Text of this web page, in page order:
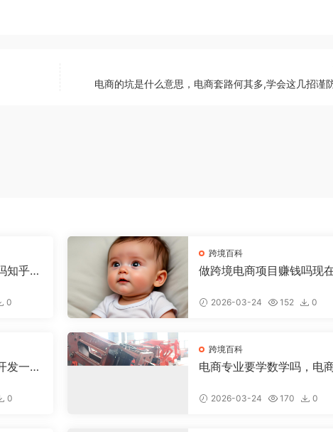
电商的坑是什么意思，电商套路何其多,学会这几招谨
知乎，
0
跨境百科
做跨境电商项目赚钱吗现
2026-03-24 152 0
发一个
0
跨境百科
电商专业要学数学吗，电
2026-03-24 170 0